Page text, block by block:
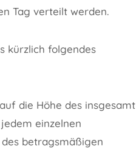
Tag verteilt werden.
kürzlich folgendes
die Höhe des insgesamt
einzelnen
betragsmäßigen